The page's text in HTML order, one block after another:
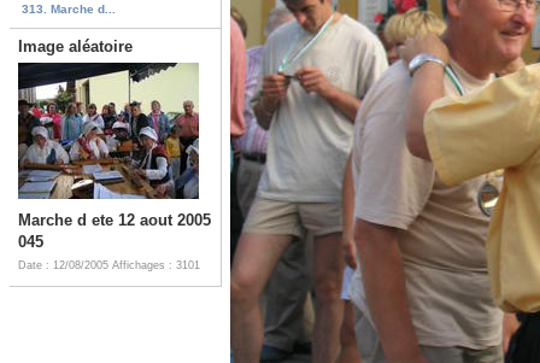
313. Marche d...
Image aléatoire
Marche d ete 12 aout 2005
045
Date : 12/08/2005 Affichages : 3101